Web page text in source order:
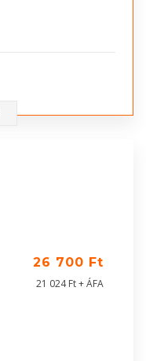
26 700 Ft
21 024 Ft + ÁFA